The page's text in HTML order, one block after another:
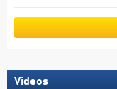
Videos